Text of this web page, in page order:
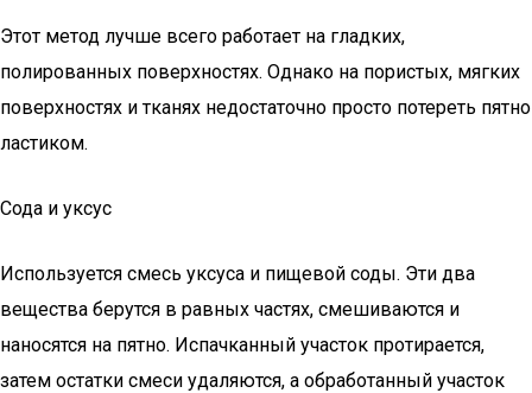
Этот метод лучше всего работает на гладких,
полированных поверхностях. Однако на пористых, мягких
поверхностях и тканях недостаточно просто потереть пятно
ластиком.
Сода и уксус
Используется смесь уксуса и пищевой соды. Эти два
вещества берутся в равных частях, смешиваются и
наносятся на пятно. Испачканный участок протирается,
затем остатки смеси удаляются, а обработанный участок